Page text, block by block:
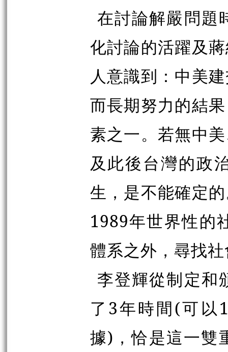
在討論解嚴問題
化討論的活躍及
人意識到：中美
而長期努力的結
素之一。若無中
及此後台灣的政
生，是不能確定
1989年世界性的
體系之外，尋找
李登輝從制定和
了3年時間(可以
據)，恰是這一雙